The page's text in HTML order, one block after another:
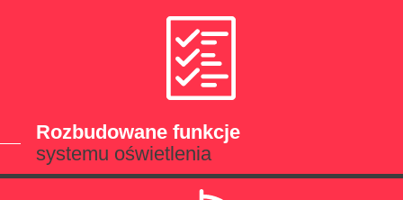
Rozbudowane funkcje
systemu oświetlenia